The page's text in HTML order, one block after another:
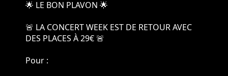
🌟 LE BON PLAVON 🌟
🚨 LA CONCERT WEEK EST DE RETOUR AVEC
DES PLACES À 29€ 🚨
Pour :